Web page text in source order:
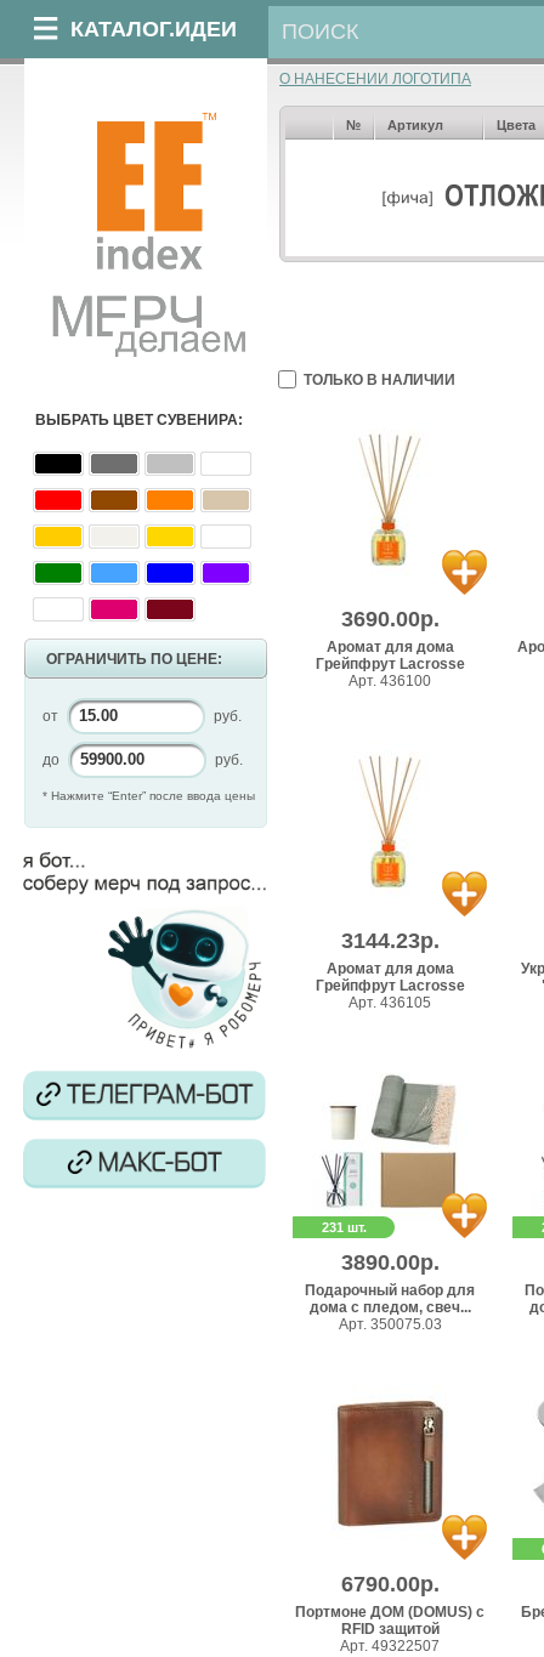
КАТАЛОГ.ИДЕИ
ВЫБРАТЬ ЦВЕТ СУВЕНИРА:
ОГРАНИЧИТЬ ПО ЦЕНЕ:
от руб.
до руб.
* Нажмите “Enter” после ввода цены
О НАНЕСЕНИИ ЛОГОТИПА
№ Артикул Цвета
ТОЛЬКО В НАЛИЧИИ
3690.00р.
Аромат для дома
Грейпфрут Lacrosse
Арт. 436100
3144.23р.
Аромат для дома
Грейпфрут Lacrosse
Арт. 436105
231 шт.
3890.00р.
Подарочный набор для
дома с пледом, свеч...
Арт. 350075.03
6790.00р.
Портмоне ДОМ (DOMUS) с
RFID защитой
Арт. 49322507